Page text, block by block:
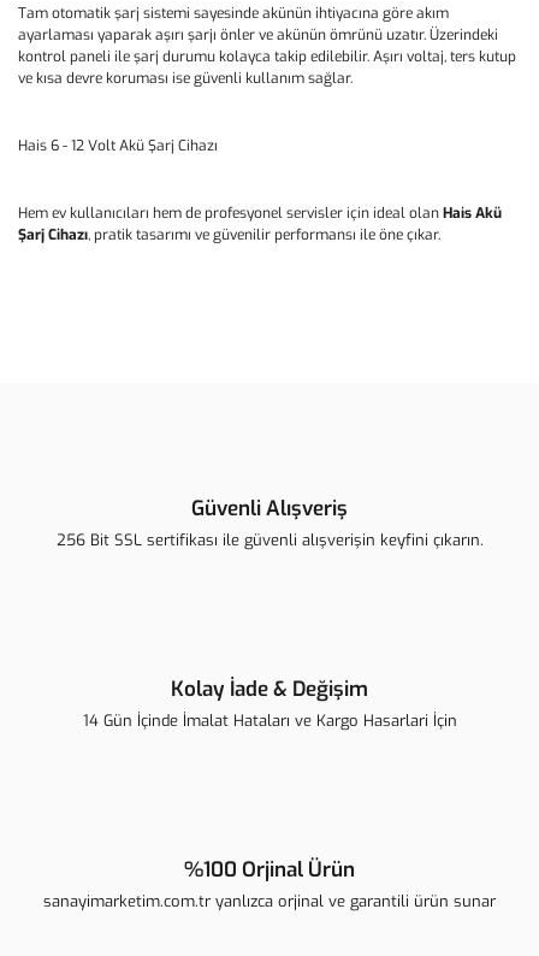
Tam otomatik şarj sistemi sayesinde akünün ihtiyacına göre akım
ayarlaması yaparak aşırı şarjı önler ve akünün ömrünü uzatır. Üzerindeki
kontrol paneli ile şarj durumu kolayca takip edilebilir. Aşırı voltaj, ters kutup
ve kısa devre koruması ise güvenli kullanım sağlar.
Hais 6 - 12 Volt Akü Şarj Cihazı
Hem ev kullanıcıları hem de profesyonel servisler için ideal olanHais Akü
Şarj Cihazı, pratik tasarımı ve güvenilir performansı ile öne çıkar.
Ürün açıklamasında eksik bilgiler bulunuyor.
Güvenli Alışveriş
256 Bit SSL sertifikası ile güvenli alışverişin keyfini çıkarın.
Kolay İade & Değişim
14 Gün İçinde İmalat Hataları ve Kargo Hasarlari İçin
%100 Orjinal Ürün
sanayimarketim.com.tr yanlızca orjinal ve garantili ürün sunar